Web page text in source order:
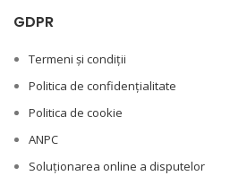
GDPR
Termeni și condiții
Politica de confidențialitate
Politica de cookie
ANPC
Soluționarea online a disputelor